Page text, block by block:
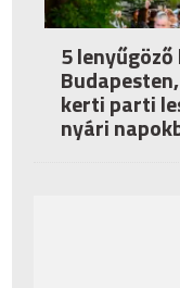
5
kerti parti
nyári